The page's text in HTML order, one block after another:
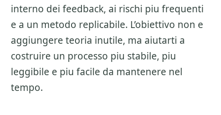
interno dei feedback, ai rischi piu frequenti
e a un metodo replicabile. L’obiettivo non e
aggiungere teoria inutile, ma aiutarti a
costruire un processo piu stabile, piu
leggibile e piu facile da mantenere nel
tempo.